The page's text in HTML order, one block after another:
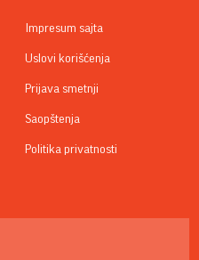
Impresum sajta
Uslovi korišćenja
Prijava smetnji
Saopštenja
Politika privatnosti